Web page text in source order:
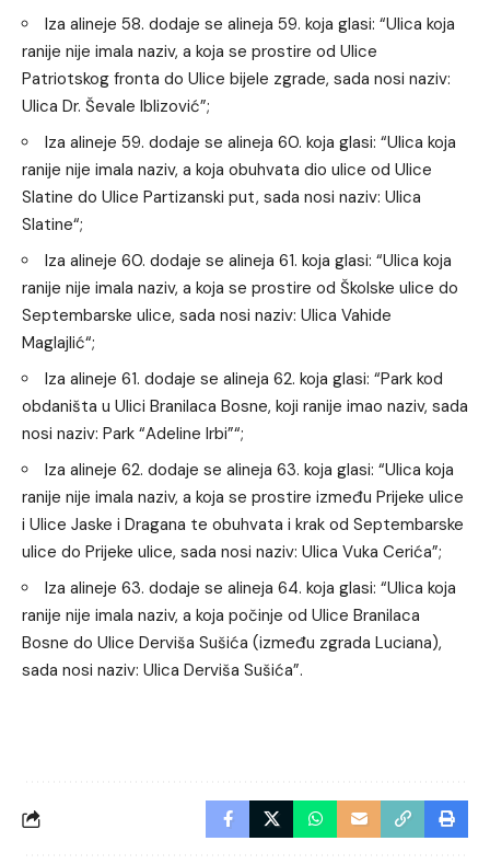
Iza alineje 58. dodaje se alineja 59. koja glasi: “Ulica koja
ranije nije imala naziv, a koja se prostire od Ulice
Patriotskog fronta do Ulice bijele zgrade, sada nosi naziv:
Ulica Dr. Ševale Iblizović”;
Iza alineje 59. dodaje se alineja 60. koja glasi: “Ulica koja
ranije nije imala naziv, a koja obuhvata dio ulice od Ulice
Slatine do Ulice Partizanski put, sada nosi naziv: Ulica
Slatine“;
Iza alineje 60. dodaje se alineja 61. koja glasi: “Ulica koja
ranije nije imala naziv, a koja se prostire od Školske ulice do
Septembarske ulice, sada nosi naziv: Ulica Vahide
Maglajlić“;
Iza alineje 61. dodaje se alineja 62. koja glasi: “Park kod
obdaništa u Ulici Branilaca Bosne, koji ranije imao naziv, sada
nosi naziv: Park “Adeline Irbi”“;
Iza alineje 62. dodaje se alineja 63. koja glasi: “Ulica koja
ranije nije imala naziv, a koja se prostire između Prijeke ulice
i Ulice Jaske i Dragana te obuhvata i krak od Septembarske
ulice do Prijeke ulice, sada nosi naziv: Ulica Vuka Cerića”;
Iza alineje 63. dodaje se alineja 64. koja glasi: “Ulica koja
ranije nije imala naziv, a koja počinje od Ulice Branilaca
Bosne do Ulice Derviša Sušića (između zgrada Luciana),
sada nosi naziv: Ulica Derviša Sušića”.